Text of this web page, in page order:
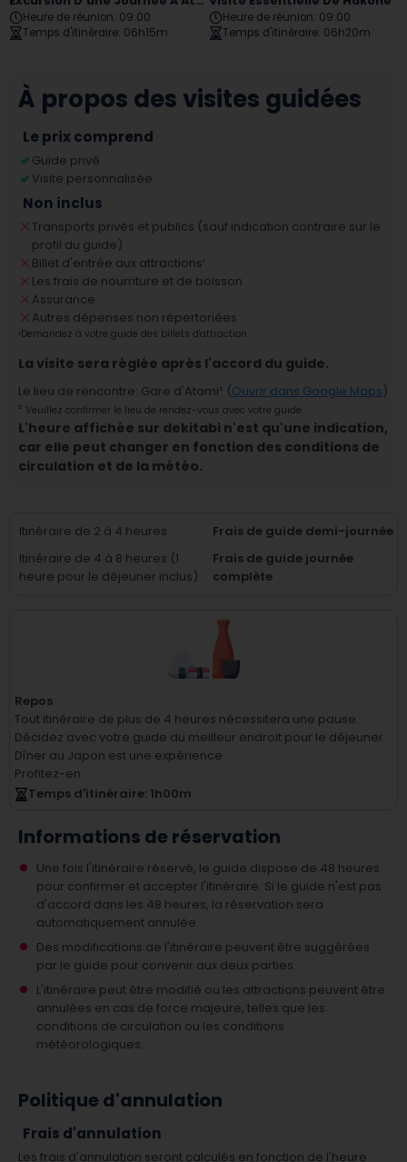
Heure de réunion: 09:00
Temps d'itinéraire: 06h15m
Heure de réunion: 09:00
Temps d'itinéraire: 06h20m
À propos des visites guidées
Le prix comprend
Guide privé
Visite personnalisée
Non inclus
Transports privés et publics (sauf indication contraire sur le
profil du guide)
Billet d'entrée aux attractions¹
Les frais de nourriture et de boisson
Assurance
Autres dépenses non répertoriées
¹Demandez à votre guide des billets d'attraction.
La visite sera réglée après l'accord du guide.
Le lieu de rencontre: Gare d'Atami² (Ouvrir dans Google Maps)
² Veuillez confirmer le lieu de rendez-vous avec votre guide.
L'heure affichée sur dekitabi n'est qu'une indication,
car elle peut changer en fonction des conditions de
circulation et de la météo.
Itinéraire de 2 à 4 heures
Frais de guide demi-journée
Itinéraire de 4 à 8 heures (1
heure pour le déjeuner inclus)
Frais de guide journée
complète
Repos
Tout itinéraire de plus de 4 heures nécessitera une pause.
Décidez avec votre guide du meilleur endroit pour le déjeuner.
Dîner au Japon est une expérience
Profitez-en
Temps d'itinéraire: 1h00m
Informations de réservation
Une fois l'itinéraire réservé, le guide dispose de 48 heures
pour confirmer et accepter l'itinéraire. Si le guide n'est pas
d'accord dans les 48 heures, la réservation sera
automatiquement annulée.
Des modifications de l'itinéraire peuvent être suggérées
par le guide pour convenir aux deux parties.
L'itinéraire peut être modifié ou les attractions peuvent être
annulées en cas de force majeure, telles que les
conditions de circulation ou les conditions
météorologiques.
Politique d'annulation
Frais d'annulation
Les frais d'annulation seront calculés en fonction de l'heure